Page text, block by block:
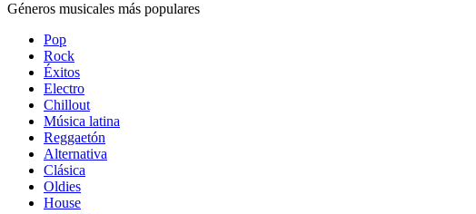
Géneros musicales más populares
Pop
Rock
Éxitos
Electro
Chillout
Música latina
Reggaetón
Alternativa
Clásica
Oldies
House